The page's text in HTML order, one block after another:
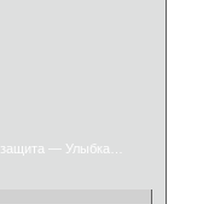
— Улыбка…